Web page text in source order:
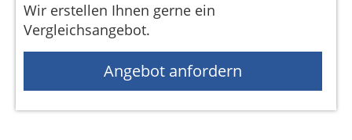
Wir erstellen Ihnen gerne ein
Vergleichsangebot.
Angebot anfordern